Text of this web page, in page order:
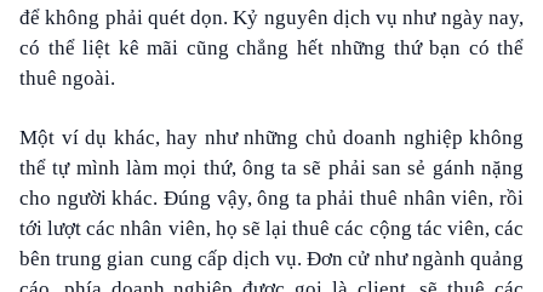
để không phải quét dọn. Kỷ nguyên dịch vụ như ngày nay,
có thể liệt kê mãi cũng chẳng hết những thứ bạn có thể
thuê ngoài.
Một ví dụ khác, hay như những chủ doanh nghiệp không
thể tự mình làm mọi thứ, ông ta sẽ phải san sẻ gánh nặng
cho người khác. Đúng vậy, ông ta phải thuê nhân viên, rồi
tới lượt các nhân viên, họ sẽ lại thuê các cộng tác viên, các
bên trung gian cung cấp dịch vụ. Đơn cử như ngành quảng